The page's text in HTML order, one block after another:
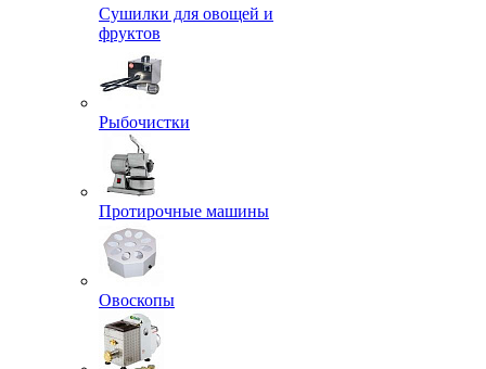
Сушилки для овощей и
фруктов
Рыбочистки
Протирочные машины
Овоскопы